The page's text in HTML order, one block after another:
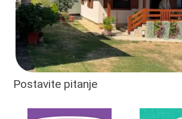
Postavite pitanje